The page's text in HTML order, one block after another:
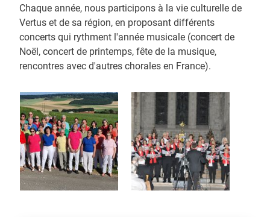
Chaque année, nous participons à la vie culturelle de
Vertus et de sa région, en proposant différents
concerts qui rythment l'année musicale (concert de
Noël, concert de printemps, fête de la musique,
rencontres avec d'autres chorales en France).